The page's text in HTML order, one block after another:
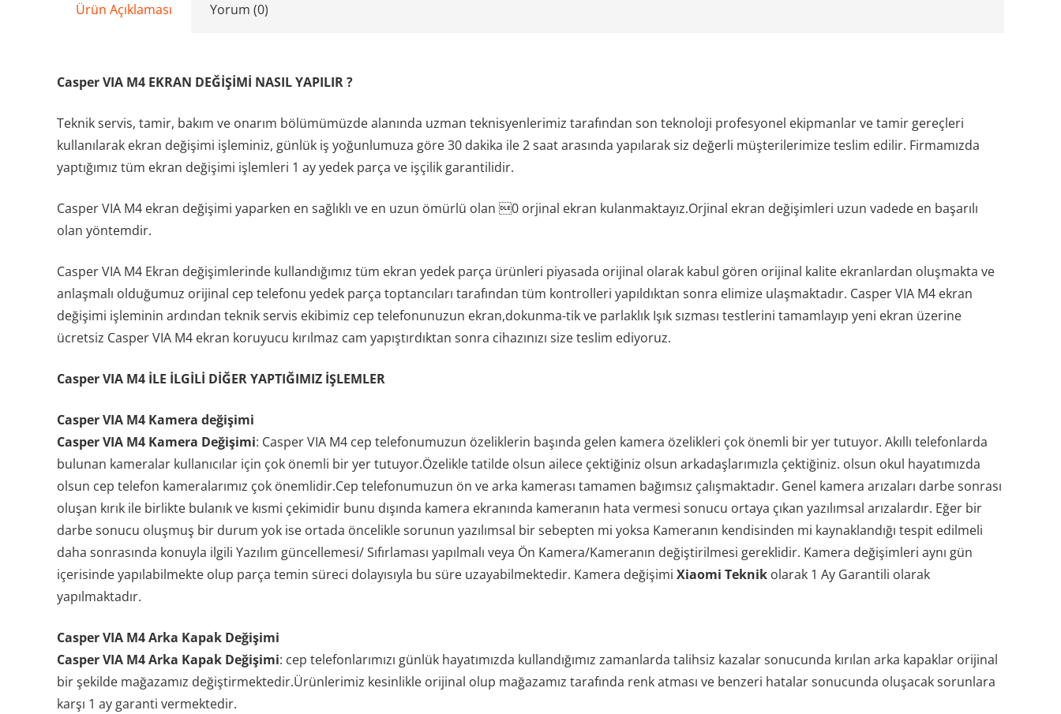
Ürün Açıklaması Yorum (0)
Casper VIA M4 EKRAN DEĞİŞİMİ NASIL YAPILIR ?
Teknik servis, tamir, bakım ve onarım bölümümüzde alanında uzman teknisyenlerimiz tarafından son teknoloji profesyonel ekipmanlar ve tamir gereçleri
kullanılarak ekran değişimi işleminiz, günlük iş yoğunlumuza göre 30 dakika ile 2 saat arasında yapılarak siz değerli müşterilerimize teslim edilir. Firmamızda
yaptığımız tüm ekran değişimi işlemleri 1 ay yedek parça ve işçilik garantilidir.
Casper VIA M4 ekran değişimi yaparken en sağlıklı ve en uzun ömürlü olan 0 orjinal ekran kulanmaktayız.Orjinal ekran değişimleri uzun vadede en başarılı
olan yöntemdir.
Casper VIA M4 Ekran değişimlerinde kullandığımız tüm ekran yedek parça ürünleri piyasada orijinal olarak kabul gören orijinal kalite ekranlardan oluşmakta ve
anlaşmalı olduğumuz orijinal cep telefonu yedek parça toptancıları tarafından tüm kontrolleri yapıldıktan sonra elimize ulaşmaktadır. Casper VIA M4 ekran
değişimi işleminin ardından teknik servis ekibimiz cep telefonunuzun ekran,dokunma-tik ve parlaklık Işık sızması testlerini tamamlayıp yeni ekran üzerine
ücretsiz Casper VIA M4 ekran koruyucu kırılmaz cam yapıştırdıktan sonra cihazınızı size teslim ediyoruz.
Casper VIA M4 İLE İLGİLİ DİĞER YAPTIĞIMIZ İŞLEMLER
Casper VIA M4 Kamera değişimi
Casper VIA M4 Kamera Değişimi: Casper VIA M4 cep telefonumuzun özeliklerin başında gelen kamera özelikleri çok önemli bir yer tutuyor. Akıllı telefonlarda
bulunan kameralar kullanıcılar için çok önemli bir yer tutuyor.Özelikle tatilde olsun ailece çektiğiniz olsun arkadaşlarımızla çektiğiniz. olsun okul hayatımızda
olsun cep telefon kameralarımız çok önemlidir.Cep telefonumuzun ön ve arka kamerası tamamen bağımsız çalışmaktadır. Genel kamera arızaları darbe sonrası
oluşan kırık ile birlikte bulanık ve kısmi çekimidir bunu dışında kamera ekranında kameranın hata vermesi sonucu ortaya çıkan yazılımsal arızalardır. Eğer bir
darbe sonucu oluşmuş bir durum yok ise ortada öncelikle sorunun yazılımsal bir sebepten mi yoksa Kameranın kendisinden mi kaynaklandığı tespit edilmeli
daha sonrasında konuyla ilgili Yazılım güncellemesi/ Sıfırlaması yapılmalı veya Ön Kamera/Kameranın değiştirilmesi gereklidir. Kamera değişimleri aynı gün
içerisinde yapılabilmekte olup parça temin süreci dolayısıyla bu süre uzayabilmektedir. Kamera değişimi Xiaomi Teknik olarak 1 Ay Garantili olarak
yapılmaktadır.
Casper VIA M4 Arka Kapak Değişimi
Casper VIA M4 Arka Kapak Değişimi: cep telefonlarımızı günlük hayatımızda kullandığımız zamanlarda talihsiz kazalar sonucunda kırılan arka kapaklar orijinal
bir şekilde mağazamız değiştirmektedir.Ürünlerimiz kesinlikle orijinal olup mağazamız tarafında renk atması ve benzeri hatalar sonucunda oluşacak sorunlara
karşı 1 ay garanti vermektedir.